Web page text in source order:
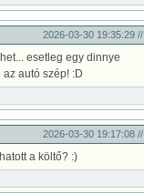
2026-03-30 19:35:29 //
esetleg egy dinnye
autó szép! :D
2026-03-30 19:17:08 //
a költő? :)